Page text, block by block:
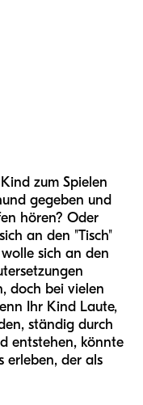
zum Spielen
gegeben und
hören? Oder
an den "Tisch"
sich an den
doch bei vielen
Ihr Kind Laute,
ständig durch
entstehen, könnte
erleben, der als